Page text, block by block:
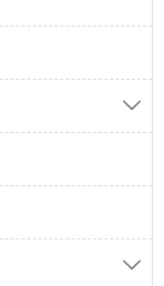

